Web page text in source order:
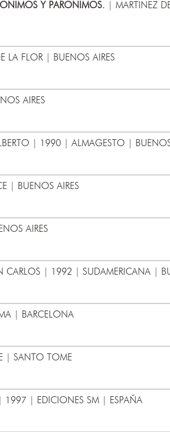
Y PARONIMOS. | MARTINEZ
FLOR | BUENOS AIRES
AIRES
| 1990 | ALMAGESTO |
| BUENOS AIRES
AIRES
CARLOS | 1992 | SUDAMERICANA |
| BARCELONA
| SANTO TOME
| EDICIONES SM | ESPAÑA